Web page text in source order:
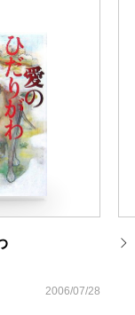
2006/07/28